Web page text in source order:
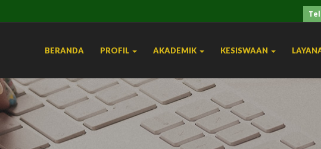
BERANDA PROFIL AKADEMIK KESISWAAN